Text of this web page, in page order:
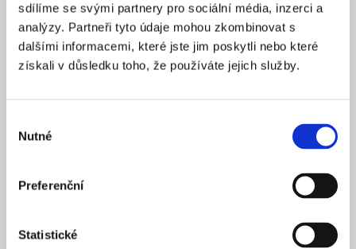
sdílíme se svými partnery pro sociální média, inzerci a
analýzy. Partneři tyto údaje mohou zkombinovat s
dalšími informacemi, které jste jim poskytli nebo které
získali v důsledku toho, že používáte jejich služby.
souhlasu
Nutné
Preferenční
Statistické